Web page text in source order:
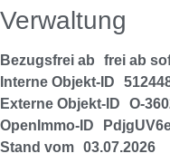
Verwaltung
Bezugsfrei ab
frei ab
Interne Objekt-ID
Externe Objekt-ID
O-
OpenImmo-ID
Stand vom 03.07.2026